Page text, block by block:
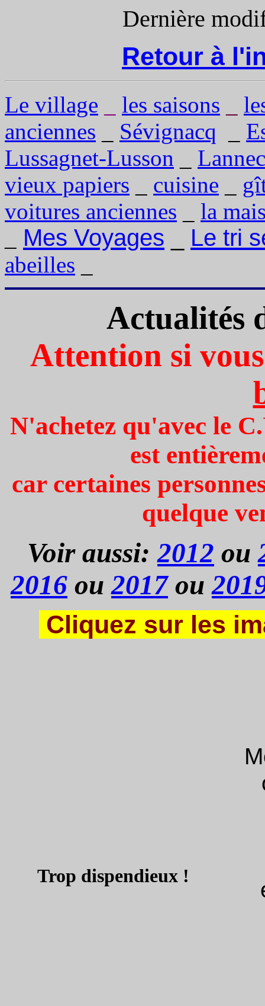
Dernière
Retour à
Le village les saisons
anciennes
Sévignacq
Lussagnet-Lusson
vieux papiers
cuisine
voitures anciennes
la
Mes Voyages Le tri
abeilles
Actualités
Attention si
N'achetez qu'avec le
est
car certaines
quelque
Voir aussi:2012 ou
2016 ou2017ou
Cliquez sur les
Trop dispendieux !